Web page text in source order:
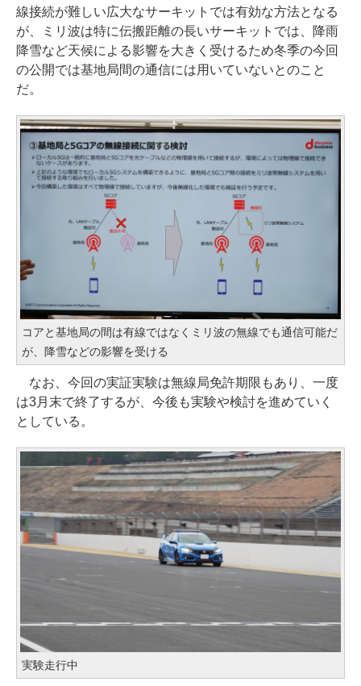
線接続が難しい広大なサーキットでは有効な方法となる
が、ミリ波は特に伝搬距離の長いサーキットでは、降雨
降雪など天候による影響を大きく受けるため冬季の今回
の公開では基地局間の通信には用いていないとのこと
だ。
コアと基地局の間は有線ではなくミリ波の無線でも通信可能だ
が、降雪などの影響を受ける
なお、今回の実証実験は無線局免許期限もあり、一度
は3月末で終了するが、今後も実験や検討を進めていく
としている。
実験走行中